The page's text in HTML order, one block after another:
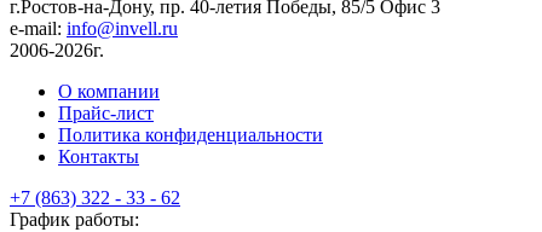
г.Ростов-на-Дону, пр. 40-летия Победы, 85/5 Офис 3
e-mail: info@invell.ru
2006-2026г.
О компании
Прайс-лист
Политика конфиденциальности
Контакты
+7 (863) 322 - 33 - 62
График работы: